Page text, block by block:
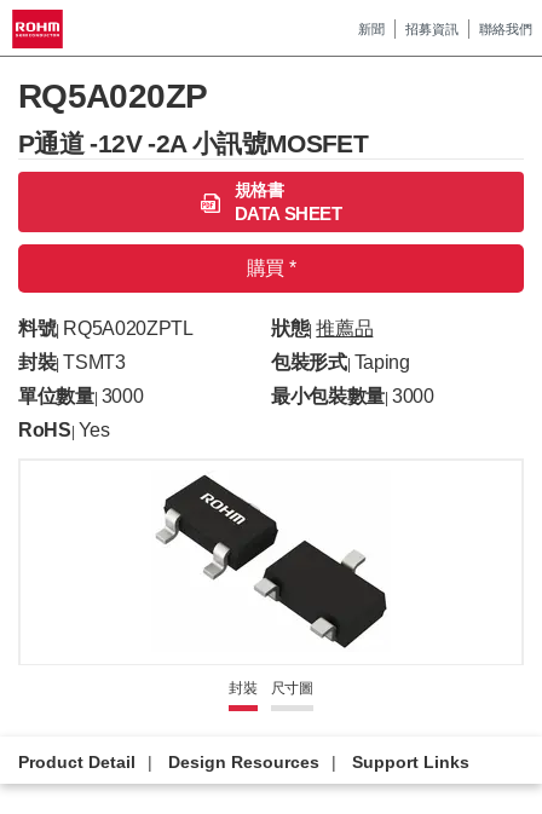
新聞 招募資訊 聯絡我們
RQ5A020ZP
P通道 -12V -2A 小訊號MOSFET
規格書
DATA SHEET
購買 *
料號| RQ5A020ZPTL 狀態|推薦品
封裝| TSMT3 包裝形式| Taping
單位數量| 3000 最小包裝數量 |3000
RoHS Yes
封裝 尺寸圖
Product Detail Design Resources Support Links